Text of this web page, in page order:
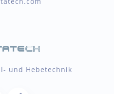
und Hebetechnik